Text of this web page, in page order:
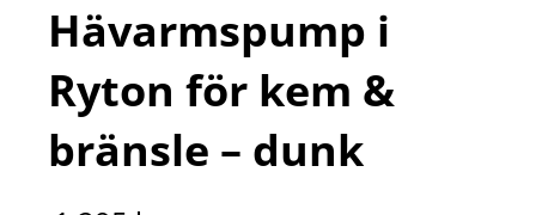
Hävarmspump i
Ryton för kem &
bränsle – dunk